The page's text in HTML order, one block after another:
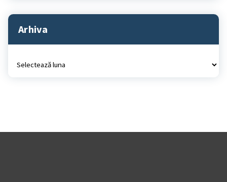
Arhiva